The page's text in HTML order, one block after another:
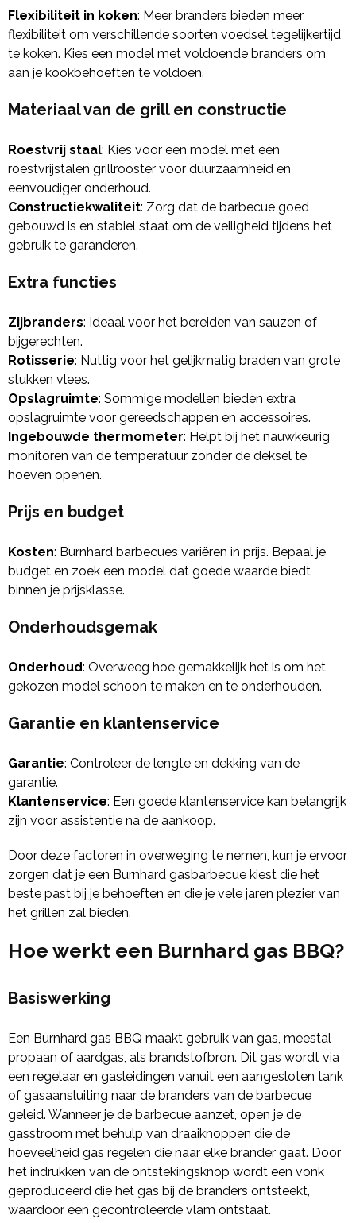
Flexibiliteit in koken: Meer branders bieden meer
flexibiliteit om verschillende soorten voedsel tegelijkertijd
te koken. Kies een model met voldoende branders om
aan je kookbehoeften te voldoen.
Materiaal van de grill en constructie
Roestvrij staal: Kies voor een model met een
roestvrijstalen grillrooster voor duurzaamheid en
eenvoudiger onderhoud.
Constructiekwaliteit: Zorg dat de barbecue goed
gebouwd is en stabiel staat om de veiligheid tijdens het
gebruik te garanderen.
Extra functies
Zijbranders: Ideaal voor het bereiden van sauzen of
bijgerechten.
Rotisserie: Nuttig voor het gelijkmatig braden van grote
stukken vlees.
Opslagruimte: Sommige modellen bieden extra
opslagruimte voor gereedschappen en accessoires.
Ingebouwde thermometer: Helpt bij het nauwkeurig
monitoren van de temperatuur zonder de deksel te
hoeven openen.
Prijs en budget
Kosten: Burnhard barbecues variëren in prijs. Bepaal je
budget en zoek een model dat goede waarde biedt
binnen je prijsklasse.
Onderhoudsgemak
Onderhoud: Overweeg hoe gemakkelijk het is om het
gekozen model schoon te maken en te onderhouden.
Garantie en klantenservice
Garantie: Controleer de lengte en dekking van de
garantie.
Klantenservice: Een goede klantenservice kan belangrijk
zijn voor assistentie na de aankoop.
Door deze factoren in overweging te nemen, kun je ervoor
zorgen dat je een Burnhard gasbarbecue kiest die het
beste past bij je behoeften en die je vele jaren plezier van
het grillen zal bieden.
Hoe werkt een Burnhard gas BBQ?
Basiswerking
Een Burnhard gas BBQ maakt gebruik van gas, meestal
propaan of aardgas, als brandstofbron. Dit gas wordt via
een regelaar en gasleidingen vanuit een aangesloten tank
of gasaansluiting naar de branders van de barbecue
geleid. Wanneer je de barbecue aanzet, open je de
gasstroom met behulp van draaiknoppen die de
hoeveelheid gas regelen die naar elke brander gaat. Door
het indrukken van de ontstekingsknop wordt een vonk
geproduceerd die het gas bij de branders ontsteekt,
waardoor een gecontroleerde vlam ontstaat.